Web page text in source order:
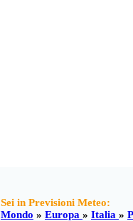
Sei in Previsioni Meteo:
Mondo » Europa » Italia »